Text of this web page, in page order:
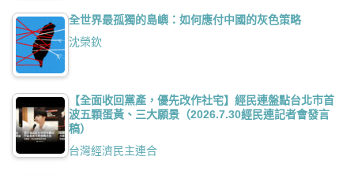
全世界最孤獨的島嶼：如何應付中國的灰色策略
沈榮欽
【全面收回黨產，優先改作社宅】經民連盤點台北市首
波五顆蛋黃、三大願景（2026.7.30經民連記者會發言
稿）
台灣經濟民主連合